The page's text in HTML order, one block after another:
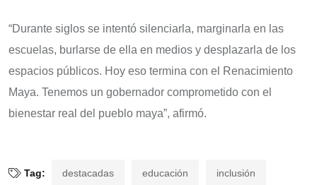
“Durante siglos se intentó silenciarla, marginarla en las
escuelas, burlarse de ella en medios y desplazarla de los
espacios públicos. Hoy eso termina con el Renacimiento
Maya. Tenemos un gobernador comprometido con el
bienestar real del pueblo maya”, afirmó.
Tag: destacadas educación inclusión